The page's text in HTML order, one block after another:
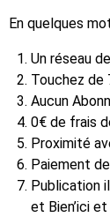
En quelques
Un réseau
Touchez de
Aucun
0€ de frais
Proximité
Paiement
Publication
et Bien’ici